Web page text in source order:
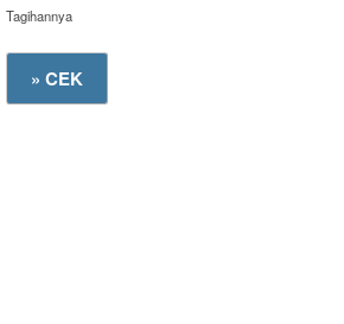
Tagihannya